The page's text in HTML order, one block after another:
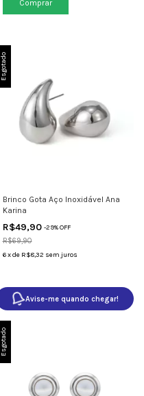
Esgotado
Brinco Gota Aço Inoxidável Ana
Karina
R$49,90 -29% OFF
R$69,90
6 xde R$8,32 sem juros
Avise-me quando chegar!
Esgotado